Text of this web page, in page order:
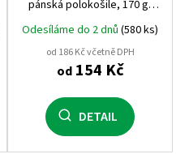
pánská polokošile, 170 g,
nejvýhodnější volba, ideální
na potisk i firemní textil
Odesíláme do 2 dnů (580 ks)
od 186 Kč včetně DPH
od154 Kč
DETAIL